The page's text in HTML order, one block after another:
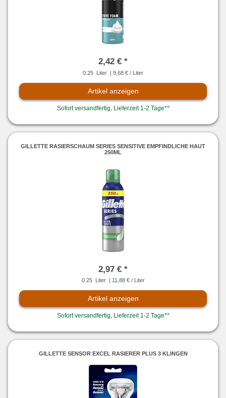
2,42 € *
0.25 Liter | 9,68 € / Liter
Artikel anzeigen
Sofort versandfertig, Lieferzeit 1-2 Tage**
GILLETTE RASIERSCHAUM SERIES SENSITIVE EMPFINDLICHE HAUT
250ML
2,97 € *
0.25 Liter | 11,88 € / Liter
Artikel anzeigen
Sofort versandfertig, Lieferzeit 1-2 Tage**
GILLETTE SENSOR EXCEL RASIERER PLUS 3 KLINGEN